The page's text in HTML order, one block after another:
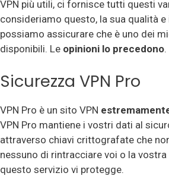
VPN più utili, ci fornisce tutti questi
consideriamo questo, la sua qualità
possiamo assicurare che è uno dei
disponibili. Le opinioni lo precedono.
Sicurezza VPN Pro
VPN Pro è un sito VPN
VPN Pro mantiene i vostri dati al
attraverso chiavi crittografate che
nessuno di rintracciare voi o la
questo servizio vi protegge.